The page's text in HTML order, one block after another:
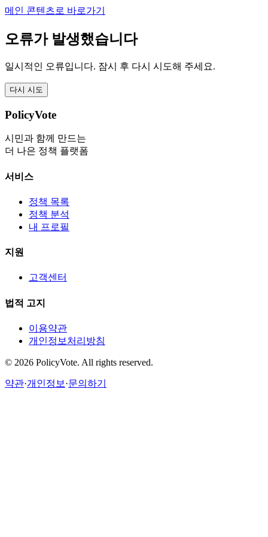
메인 콘텐츠로 바로가기
오류가 발생했습니다
일시적인 오류입니다. 잠시 후 다시 시도해 주세요.
다시 시도
PolicyVote
시민과 함께 만드는
더 나은 정책 플랫폼
서비스
정책 목록
정책 분석
내 프로필
지원
고객센터
법적 고지
이용약관
개인정보처리방침
© 2026 PolicyVote. All rights reserved.
약관·개인정보 ·문의하기